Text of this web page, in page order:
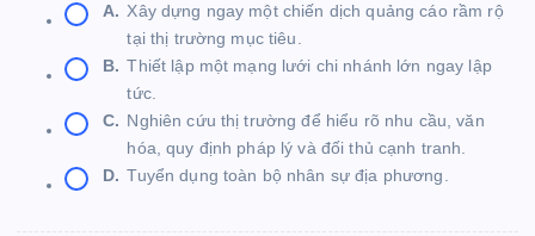
A. Xây dựng ngay một chiến dịch quảng cáo rầm rộ
tại thị trường mục tiêu.
B. Thiết lập một mạng lưới chi nhánh lớn ngay lập
tức.
C. Nghiên cứu thị trường để hiểu rõ nhu cầu, văn
hóa, quy định pháp lý và đối thủ cạnh tranh.
D. Tuyển dụng toàn bộ nhân sự địa phương.